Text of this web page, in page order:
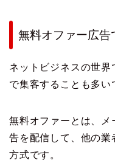
無料オファー広告
ネットビジネスの世
で集客することも多い
無料オファーとは、
告を配信して、他の業
方式です。